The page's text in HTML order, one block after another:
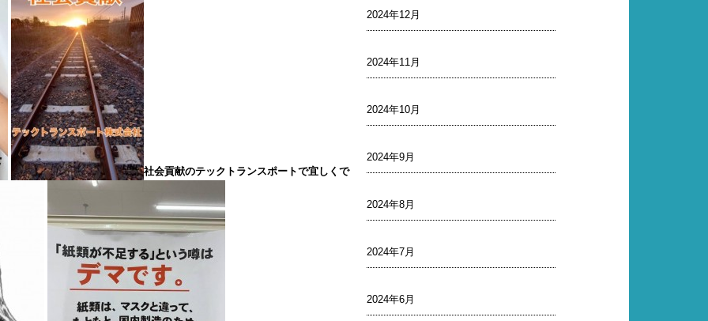
社会貢献のテックトランスポートで宜しくで
2024年12月
2024年11月
2024年10月
2024年9月
2024年8月
2024年7月
2024年6月